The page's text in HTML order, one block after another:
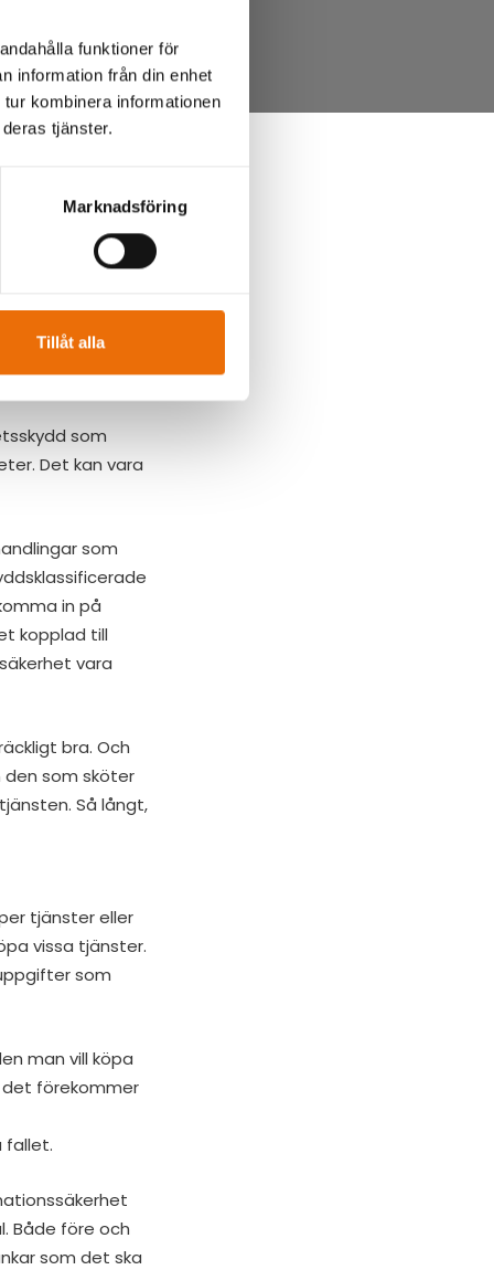
funktioner för
information från din enhet
kombinera informationen
tjänster.
Marknadsföring
Tillåt alla
komplicerat,
som
Det kan vara
som
in på
kopplad till
vara
bra. Och
som sköter
Så långt,
tjänster eller
vissa tjänster.
som
man vill köpa
det förekommer
fallet.
Både före och
som det ska